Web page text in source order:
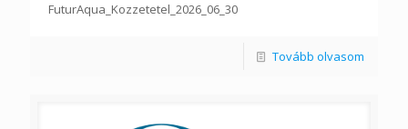
FuturAqua_Kozzetetel_2026_06_30
Tovább olvasom